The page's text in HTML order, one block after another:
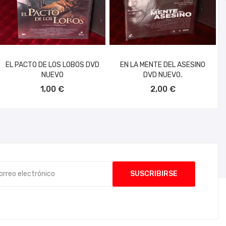
EL PACTO DE LOS LOBOS DVD
NUEVO
1,00 €
EN LA MENTE DEL ASESINO
DVD NUEVO.
2,00 €